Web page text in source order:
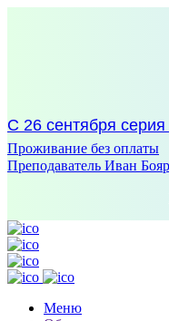
С 26 сентября
Проживание без оплаты
Преподаватель Иван
Меню